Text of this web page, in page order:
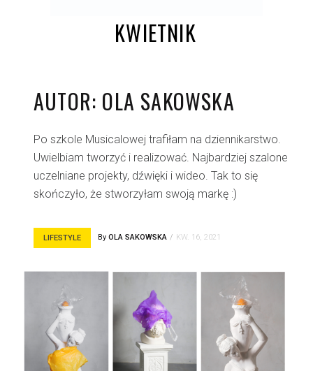
KWIETNIK
AUTOR: OLA SAKOWSKA
Po szkole Musicalowej trafiłam na dziennikarstwo.
Uwielbiam tworzyć i realizować. Najbardziej szalone
uczelniane projekty, dźwięki i wideo. Tak to się
skończyło, że stworzyłam swoją markę :)
LIFESTYLE By OLA SAKOWSKA KW. 16, 2021